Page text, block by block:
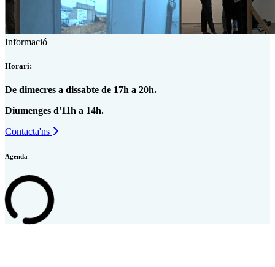
Informació
Horari:
De dimecres a dissabte de 17h a 20h.
Diumenges d'11h a 14h.
Contacta'ns
Agenda